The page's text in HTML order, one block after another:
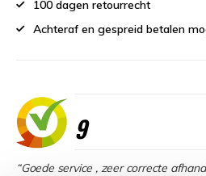
100 dagen retourrecht
Achteraf en gespreid betalen
9
“Goede service , zeer correcte